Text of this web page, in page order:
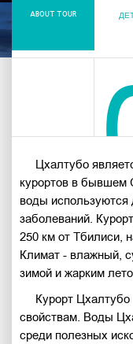
ABOUT TOUR
Цхалтубо
курортов в бывшем
воды используются
заболеваний.
250 км от Тбилиси,
Климат - влажный,
зимой и жарким
Курорт Цхалтубо
свойствам. Воды
среди полезных